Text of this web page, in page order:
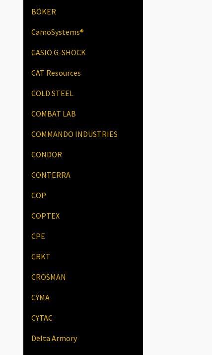
BÖKER
CamoSystems®
CASIO G-SHOCK
CAT Resources
COLD STEEL
COMBAT LAB
COMMANDO INDUSTRIES
CONDOR
CONTERRA
COP
COPTEX
CPE
CRKT
CROSMAN
CYMA
CYTAC
Delta Armory